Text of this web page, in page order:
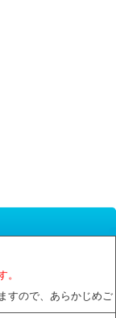
。
すので、あらかじめご